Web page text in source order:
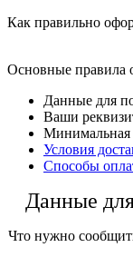
Как правильно
Основные правила
Данные для
Ваши
Минимальная
Условия
Способы
Данные
Что нужно